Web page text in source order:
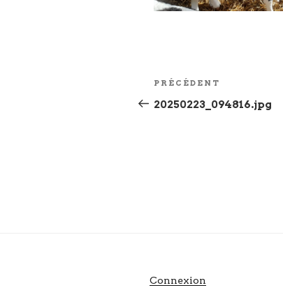
Navigation
de
Article
précédent
PRÉCÉDENT
20250223_094816.jpg
Connexion